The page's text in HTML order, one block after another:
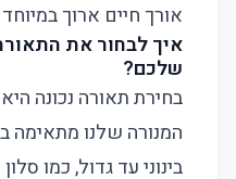
אורך חיים ארוך במיוחד
איך לבחור את
שלכם?
בחירת תאורה נכונה
המנורה שלנו מתאימה
בינוני עד גדול, כמו